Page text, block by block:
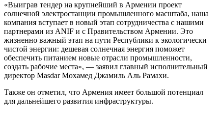
«Выиграв тендер на крупнейший в Армении проект
солнечной электростанции промышленного масштаба, наша
компания вступает в новый этап сотрудничества с нашими
партнерами из ANIF и с Правительством Армении. Это
жизненно важный этап на пути Республики к экологически
чистой энергии: дешевая солнечная энергия поможет
обеспечить питанием новые отрасли промышленности,
создать рабочие места», — заявил главный исполнительный
директор Masdar Мохамед Джамиль Аль Рамахи.
Также он отметил, что Армения имеет большой потенциал
для дальнейшего развития инфраструктуры.